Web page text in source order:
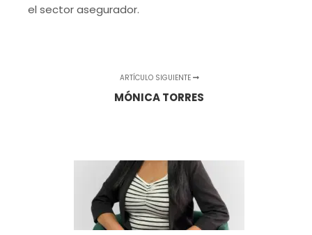
el sector asegurador.
ARTÍCULO SIGUIENTE
MÓNICA TORRES